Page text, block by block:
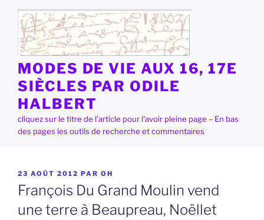
contenu
principal
MODES DE VIE AUX 16, 17E
SIÈCLES PAR ODILE
HALBERT
cliquez sur le titre de l'article pour l'avoir pleine page – En bas
des pages les outils de recherche et commentaires
PUBLIÉ
LE
23 AOÛT 2012 PAR OH
François Du Grand Moulin vend
une terre à Beaupreau, Noëllet